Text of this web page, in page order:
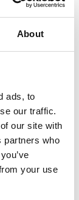
About
ads, to
our traffic.
our site with
partners who
your use
italiani e
Coppola o
nel suo